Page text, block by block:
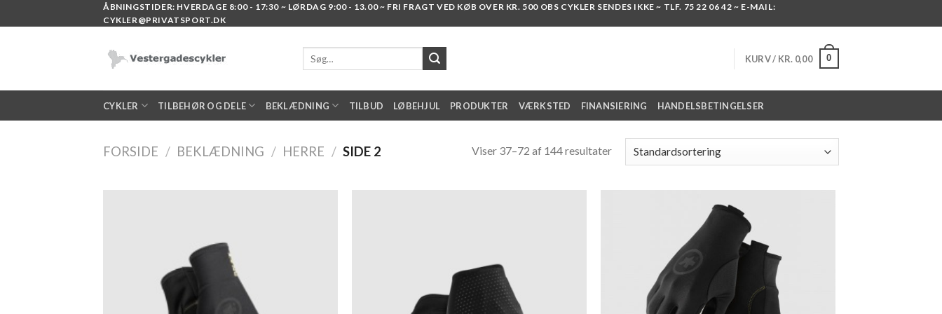
to
ÅBNINGSTIDER: HVERDAGE 8:00 - 17:30 ~ LØRDAG 9:00 - 13.00 ~ FRI FRAGT VED KØB OVER KR. 500 OBS CYKLER SENDES IKKE ~ TLF. 75 22 06 42 ~ E-MAIL:
CYKLER@PRIVATSPORT.DK
efter:
KURV / KR. 0,00 0
CYKLER TILBEHØR OG DELE BEKLÆDNING TILBUD LØBEHJUL PRODUKTER VÆRKSTED FINANSIERING HANDELSBETINGELSER
FORSIDE / BEKLÆDNING / HERRE / SIDE 2 Viser 37–72 af 144 resultater